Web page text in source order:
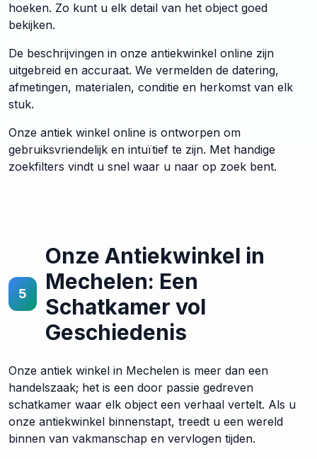
hoeken. Zo kunt u elk detail van het object goed
bekijken.
De beschrijvingen in onze antiekwinkel online zijn
uitgebreid en accuraat. We vermelden de datering,
afmetingen, materialen, conditie en herkomst van elk
stuk.
Onze antiek winkel online is ontworpen om
gebruiksvriendelijk en intuïtief te zijn. Met handige
zoekfilters vindt u snel waar u naar op zoek bent.
5
Onze Antiekwinkel in
Mechelen: Een
Schatkamer vol
Geschiedenis
Onze antiek winkel in Mechelen is meer dan een
handelszaak; het is een door passie gedreven
schatkamer waar elk object een verhaal vertelt. Als u
onze antiekwinkel binnenstapt, treedt u een wereld
binnen van vakmanschap en vervlogen tijden.